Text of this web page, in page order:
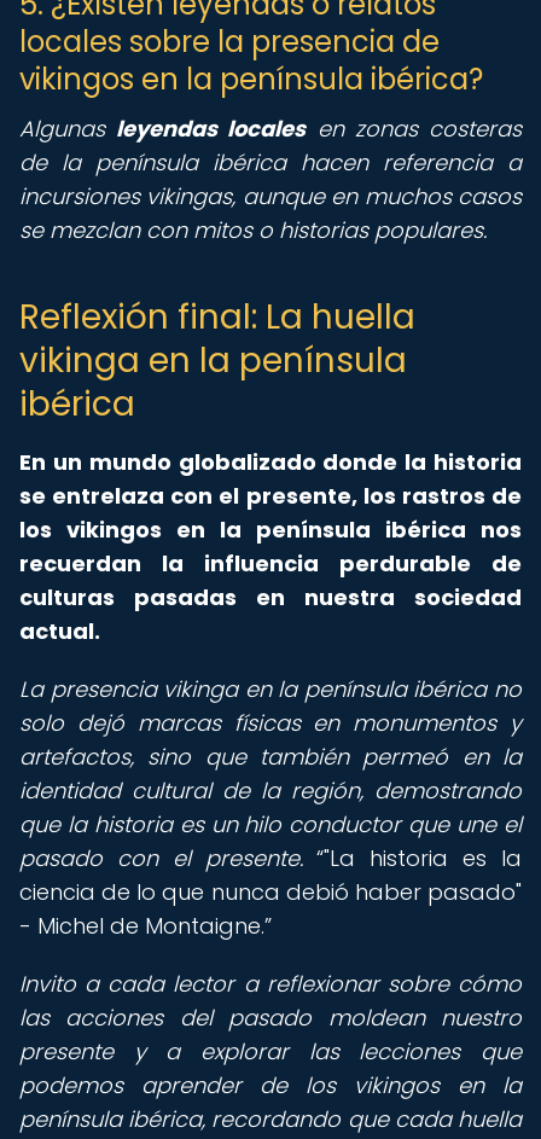
locales sobre la presencia de
vikingos en la península ibérica?
Algunas leyendas localesen zonas costeras
de la península ibérica hacen referencia a
incursiones vikingas, aunque en muchos casos
se mezclan con mitos o historias populares.
Reflexión final: La huella
vikinga en la península
ibérica
En un mundo globalizado donde la historia
se entrelaza con el presente, los rastros de
los vikingos en la península ibérica nos
recuerdan la influencia perdurable de
culturas pasadas en nuestra sociedad
actual.
La presencia vikinga en la península ibérica no
solo dejó marcas físicas en monumentos y
artefactos, sino que también permeó en la
identidad cultural de la región, demostrando
que la historia es un hilo conductor que une el
pasado con el presente.
"La historia es la
ciencia de lo que nunca debió haber pasado"
- Michel de Montaigne.
Invito a cada lector a reflexionar sobre cómo
las acciones del pasado moldean nuestro
presente y a explorar las lecciones que
podemos aprender de los vikingos en la
península ibérica, recordando que cada huella